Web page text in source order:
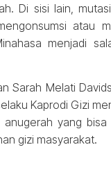
Di sisi lain,
atau
menjadi
Sarah Melati
Kaprodi Gizi
yang
gizi masyarakat.